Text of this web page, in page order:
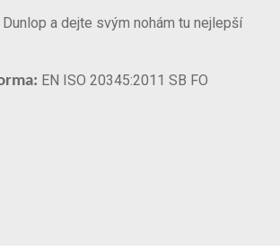
a dejte svým nohám tu nejlepší
EN ISO 20345:2011 SB FO